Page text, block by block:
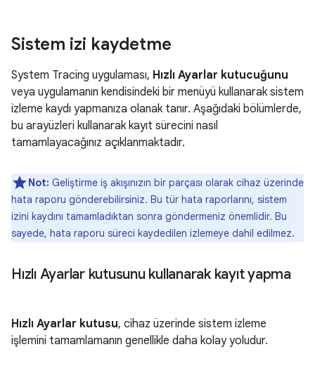
Sistem izi kaydetme
System Tracing uygulaması, Hızlı Ayarlar kutucuğunu
veya uygulamanın kendisindeki bir menüyü kullanarak sistem
izleme kaydı yapmanıza olanak tanır. Aşağıdaki bölümlerde,
bu arayüzleri kullanarak kayıt sürecini nasıl
tamamlayacağınız açıklanmaktadır.
Not: Geliştirme iş akışınızın bir parçası olarak cihaz üzerinde
hata raporu gönderebilirsiniz. Bu tür hata raporlarını, sistem
izini kaydını tamamladıktan sonra göndermeniz önemlidir. Bu
sayede, hata raporu süreci kaydedilen izlemeye dahil edilmez.
Hızlı Ayarlar kutusunu kullanarak kayıt yapma
Hızlı Ayarlar kutusu, cihaz üzerinde sistem izleme
işlemini tamamlamanın genellikle daha kolay yoludur.